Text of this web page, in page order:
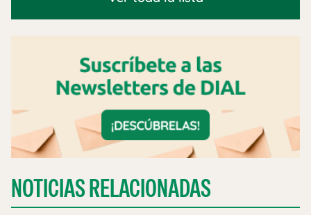
NOTICIAS RELACIONADAS